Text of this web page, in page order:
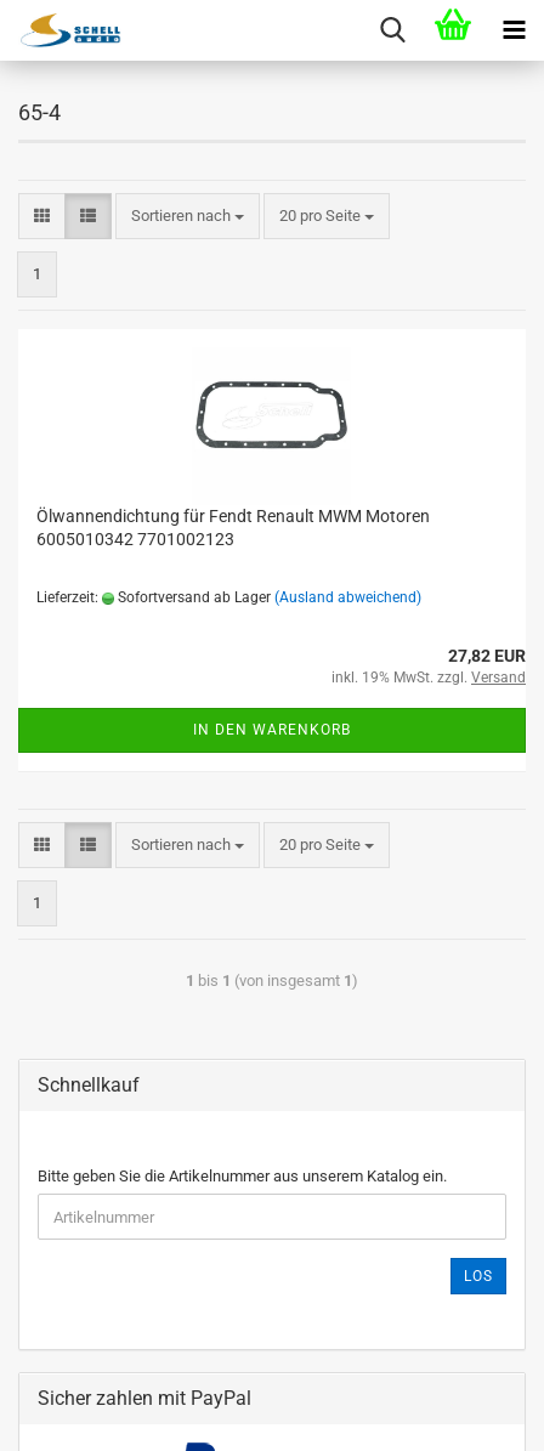
65-4
Sortieren nach 20 pro Seite
1
Ölwannendichtung für Fendt Renault MWM Motoren
6005010342 7701002123
Lieferzeit: Sofortversand ab Lager (Ausland abweichend)
27,82 EUR
inkl. 19% MwSt. zzgl. Versand
IN DEN WARENKORB
Sortieren nach 20 pro Seite
1
1 bis 1 (von insgesamt 1)
Schnellkauf
Bitte geben Sie die Artikelnummer aus unserem Katalog ein.
LOS
Sicher zahlen mit PayPal